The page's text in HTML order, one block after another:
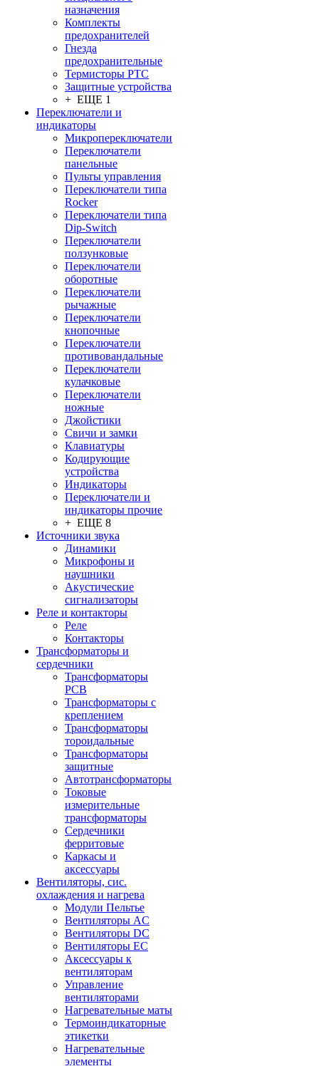
назначения
Комплекты
предохранителей
Гнезда
предохранительные
Термисторы PTC
Защитные устройства
+ ЕЩЕ 1
Переключатели и
индикаторы
Микропереключатели
Переключатели
панельные
Пульты управления
Переключатели типа
Rocker
Переключатели типа
Dip-Switch
Переключатели
ползунковые
Переключатели
оборотные
Переключатели
рычажные
Переключатели
кнопочные
Переключатели
противовандальные
Переключатели
кулачковые
Переключатели
ножные
Джойстики
Свичи и замки
Клавиатуры
Кодирующие
устройства
Индикаторы
Переключатели и
индикаторы прочие
+ ЕЩЕ 8
Источники звука
Динамики
Микрофоны и
наушники
Акустические
сигнализаторы
Реле и контакторы
Реле
Контакторы
Трансформаторы и
сердечники
Трансформаторы
PCB
Трансформаторы с
креплением
Трансформаторы
тороидальные
Трансформаторы
защитные
Автотрансформаторы
Токовые
измерительные
трансформаторы
Сердечники
ферритовые
Каркасы и
аксессуары
Вентиляторы, сис.
охлаждения и нагрева
Модули Пельтье
Вентиляторы AC
Вентиляторы DC
Вентиляторы EC
Аксессуары к
вентиляторам
Управление
вентиляторами
Нагревательные маты
Термоиндикаторные
этикетки
Нагревательные
элементы